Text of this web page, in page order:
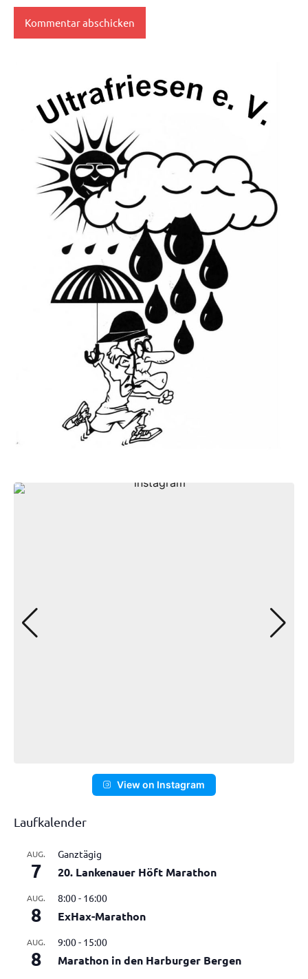
View on Instagram
Laufkalender
AUG.
7
Ganztägig
20. Lankenauer Höft Marathon
AUG.
8
8:00- 16:00
ExHax-Marathon
AUG.
8
9:00- 15:00
Marathon in den Harburger Bergen